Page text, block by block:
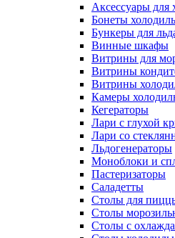
Аксессуары для
Бонеты
Бункеры для
Винные шкафы
Витрины для
Витрины
Витрины
Камеры
Кегераторы
Лари с глухой
Лари со
Льдогенераторы
Моноблоки и
Пастеризаторы
Саладетты
Столы для
Столы
Столы с